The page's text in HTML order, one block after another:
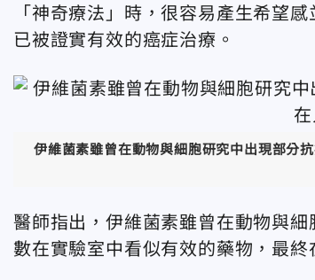
「神奇療法」時，很容易產生希望
已被證實有效的癌症治療。
伊維菌素雖曾在動物與細胞研究中出現部分
醫師指出，伊維菌素雖曾在動物與
數在實驗室中看似有效的藥物，最